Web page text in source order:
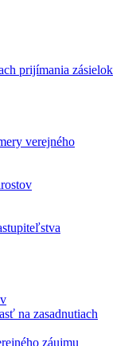
prijímania zásielok
verejného
na zasadnutiach
záujmu